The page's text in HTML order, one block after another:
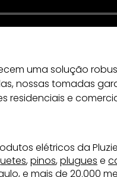
uma solução
nossas tomadas
residenciais e
elétricos da
,pinos,plugues e
e mais de